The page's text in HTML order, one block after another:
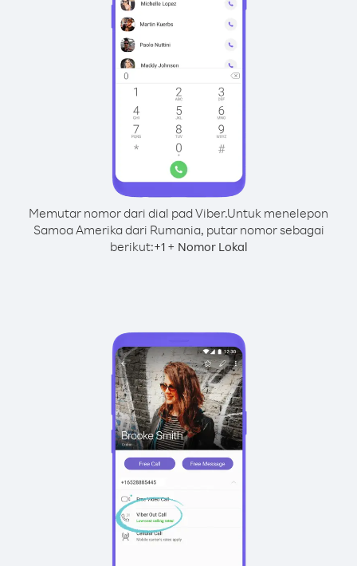
Memutar nomor dari dial pad Viber.Untuk menelepon
Samoa Amerika dari Rumania, putar nomor sebagai
berikut:+1+ Nomor Lokal